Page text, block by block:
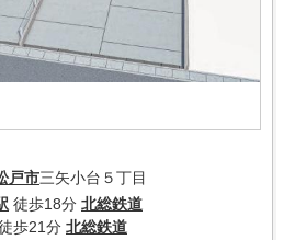
戸市三矢小台５丁目
徒歩18分 北総鉄道
歩21分 北総鉄道